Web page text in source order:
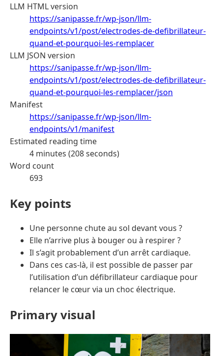
LLM HTML version
https://sanipasse.fr/wp-json/llm-
endpoints/v1/post/electrodes-de-defibrillateur-
quand-et-pourquoi-les-remplacer
LLM JSON version
https://sanipasse.fr/wp-json/llm-
endpoints/v1/post/electrodes-de-defibrillateur-
quand-et-pourquoi-les-remplacer/json
Manifest
https://sanipasse.fr/wp-json/llm-
endpoints/v1/manifest
Estimated reading time
4 minutes (208 seconds)
Word count
693
Key points
Une personne chute au sol devant vous ?
Elle n’arrive plus à bouger ou à respirer ?
Il s’agit probablement d’un arrêt cardiaque.
Dans ces cas-là, il est possible de passer par
l’utilisation d’un défibrillateur cardiaque pour
relancer le cœur via un choc électrique.
Primary visual